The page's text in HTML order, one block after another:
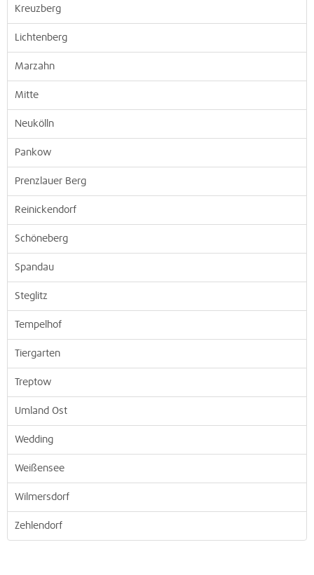
Kreuzberg
Lichtenberg
Marzahn
Mitte
Neukölln
Pankow
Prenzlauer Berg
Reinickendorf
Schöneberg
Spandau
Steglitz
Tempelhof
Tiergarten
Treptow
Umland Ost
Wedding
Weißensee
Wilmersdorf
Zehlendorf